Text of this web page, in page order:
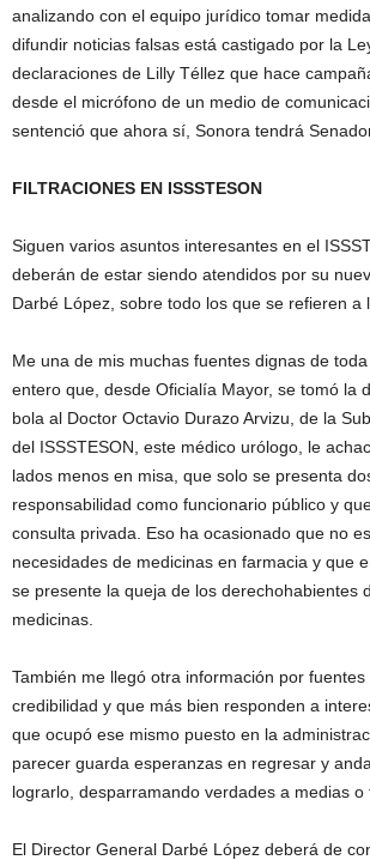
analizando con el equipo jurídico tomar
difundir noticias falsas está castigado por la
declaraciones de Lilly Téllez que hace
desde el micrófono de un medio de
sentenció que ahora sí, Sonora tendrá
FILTRACIONES EN ISSSTESON
Siguen varios asuntos interesantes en el
deberán de estar siendo atendidos por su
Darbé López, sobre todo los que se refieren a
Me una de mis muchas fuentes dignas de
entero que, desde Oficialía Mayor, se tomó la
bola al Doctor Octavio Durazo Arvizu, de la
del ISSSTESON, este médico urólogo, le
lados menos en misa, que solo se presenta
responsabilidad como funcionario público y
consulta privada. Eso ha ocasionado que no
necesidades de medicinas en farmacia y que
se presente la queja de los derechohabientes
medicinas.
También me llegó otra información por fuentes
credibilidad y que más bien responden a
que ocupó ese mismo puesto en la
parecer guarda esperanzas en regresar y
lograrlo, desparramando verdades a medias o
El Director General Darbé López deberá de